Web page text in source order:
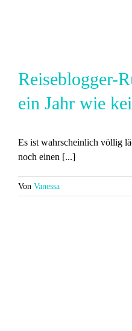
Reiseblogger-
ein Jahr wie
Es ist wahrscheinlich völlig
noch einen [...]
Von Vanessa